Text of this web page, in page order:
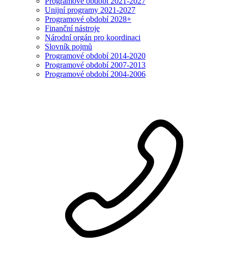
Unijní programy 2021-2027
Programové období 2028+
Finanční nástroje
Národní orgán pro koordinaci
Slovník pojmů
Programové období 2014-2020
Programové období 2007-2013
Programové období 2004-2006